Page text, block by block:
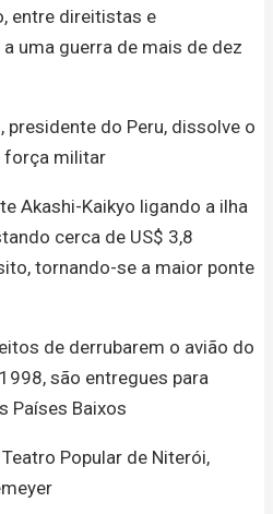
entre direitistas e
uma guerra de mais de dez
do Peru, dissolve o
força militar
Akashi-Kaikyo ligando a ilha
cerca de US$ 3,8
tornando-se a maior ponte
de derrubarem o avião do
são entregues para
Países Baixos
Popular de Niterói,